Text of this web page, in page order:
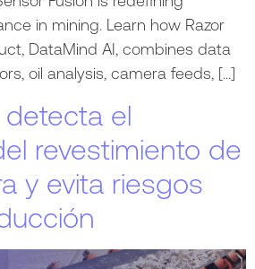
in mining. Learn how Razor
DataMind AI, combines data
oil analysis, camera feeds, […]
detecta el
revestimiento de
y evita riesgos